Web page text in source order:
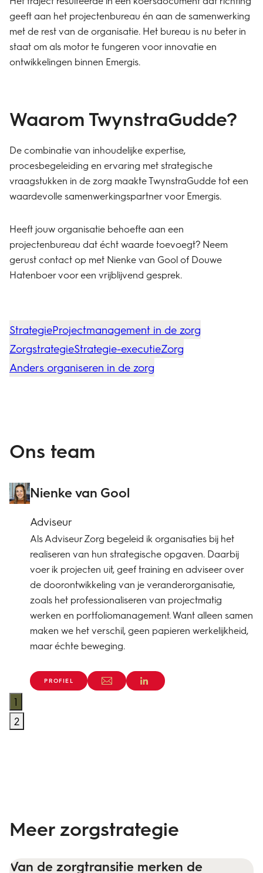
geeft aan het projectenbureau én aan de samenwerking
met de rest van de organisatie. Het bureau is nu beter in
staat om als motor te fungeren voor innovatie en
ontwikkelingen binnen Emergis.
​Waarom TwynstraGudde?
​De combinatie van inhoudelijke expertise,
procesbegeleiding en ervaring met strategische
vraagstukken in de zorg maakte TwynstraGudde tot een
waardevolle samenwerkingspartner voor Emergis.
​Heeft jouw organisatie behoefte aan een
projectenbureau dat écht waarde toevoegt? Neem
gerust contact op met Nienke van Gool of Douwe
Hatenboer voor een vrijblijvend gesprek.
StrategieProjectmanagement in de zorg
ZorgstrategieStrategie-executieZorg
Anders organiseren in de zorg
Ons team
Nienke van Gool
Adviseur
Als Adviseur Zorg begeleid ik organisaties bij het
realiseren van hun strategische opgaven. Daarbij
voer ik projecten uit, geef training en adviseer over
de doorontwikkeling van je veranderorganisatie,
zoals het professionaliseren van projectmatig
werken en portfoliomanagement. Want alleen samen
maken we het verschil, geen papieren werkelijkheid,
maar échte beweging.
PROFIEL
1
2
Meer zorgstrategie
Van de zorgtransitie merken de